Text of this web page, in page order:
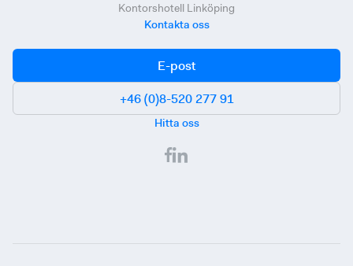
Kontorshotell Linköping
Kontakta oss
E-post
+46 (0)8-520 277 91
Hitta oss